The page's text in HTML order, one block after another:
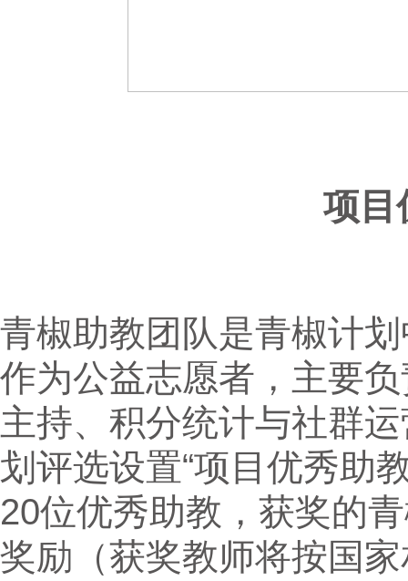
项目
青椒助教团队是青椒计
作为公益志愿者，主要
主持、积分统计与社群
划评选设置“项目优秀助
20位优秀助教，获奖的
奖励（获奖教师将按国